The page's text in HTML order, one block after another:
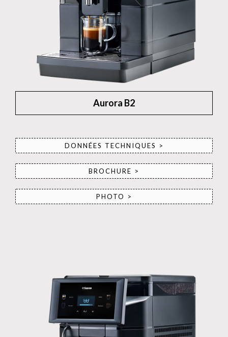
Aurora B2
DONNÉES TECHNIQUES >
BROCHURE >
PHOTO >